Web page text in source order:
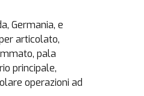
Germania, e
articolato,
pala
principale,
operazioni ad